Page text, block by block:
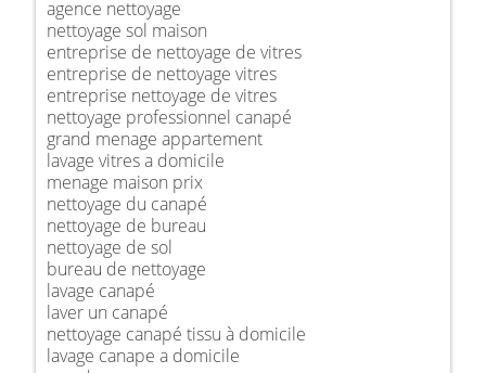
agence nettoyage
nettoyage sol maison
entreprise de nettoyage de vitres
entreprise de nettoyage vitres
entreprise nettoyage de vitres
nettoyage professionnel canapé
grand menage appartement
lavage vitres a domicile
menage maison prix
nettoyage du canapé
nettoyage de bureau
nettoyage de sol
bureau de nettoyage
lavage canapé
laver un canapé
nettoyage canapé tissu à domicile
lavage canape a domicile